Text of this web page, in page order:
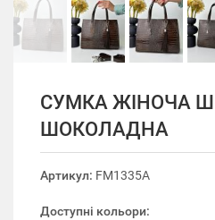
СУМКА ЖІНОЧА
ШОКОЛАДНА
Артикул: FM1335A
Доступні кольори: